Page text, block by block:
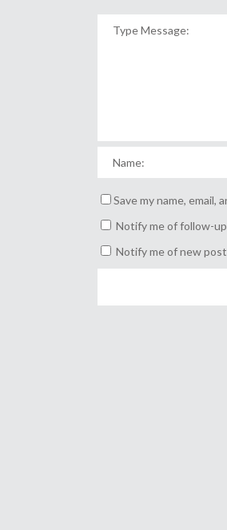
Save my name,
Notify me of follow-
Notify me of new